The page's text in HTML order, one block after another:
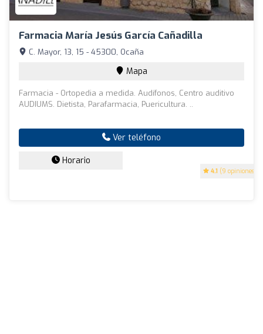
Farmacia María Jesús García Cañadilla
4.1 (9 opiniones)
C. Mayor, 13, 15 - 45300, Ocaña
Mapa
Farmacia - Ortopedia a medida. Audífonos, Centro auditivo
AUDIUMS. Dietista, Parafarmacia, Puericultura. ..
Ver teléfono
Horario